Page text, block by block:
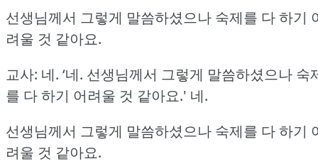
선생님께서 그렇게 말씀하셨으나 숙제를 다 하기
려울 것 같아요.
교사: 네. ‘네. 선생님께서 그렇게 말씀하셨으나 숙
를 다 하기 어려울 것 같아요.' 네.
선생님께서 그렇게 말씀하셨으나 숙제를 다 하기
려울 것 같아요.